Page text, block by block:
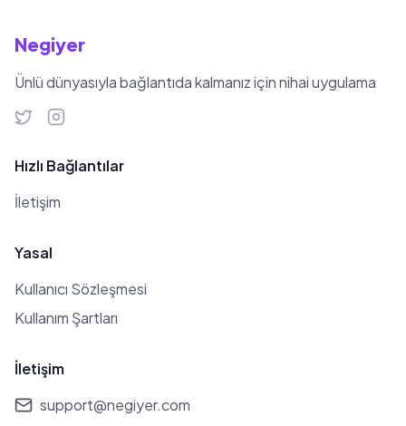
Negiyer
Ünlü dünyasıyla bağlantıda kalmanız için nihai uygulama
Hızlı Bağlantılar
İletişim
Yasal
Kullanıcı Sözleşmesi
Kullanım Şartları
İletişim
support@negiyer.com